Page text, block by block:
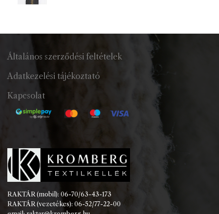
Általános szerződési feltételek
Adatkezelési tájékoztató
Kapcsolat
RAKTÁR (mobil): 06-70/63-43-173
RAKTÁR (vezetékes): 06-52/77-22-00